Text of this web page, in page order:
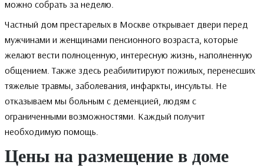
можно собрать за неделю.
Частный дом престарелых в Москве открывает двери перед
мужчинами и женщинами пенсионного возраста, которые
желают вести полноценную, интересную жизнь, наполненную
общением. Также здесь реабилитируют пожилых, перенесших
тяжелые травмы, заболевания, инфаркты, инсульты. Не
отказываем мы больным с деменцией, людям с
ограниченными возможностями. Каждый получит
необходимую помощь.
Цены на размещение в доме